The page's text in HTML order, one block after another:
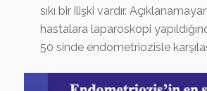
sıkı bir ilişki vardır.
hastalara laparoskopi
50 sinde endometriozisle